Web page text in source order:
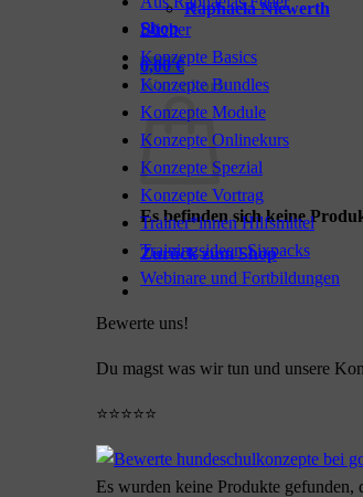
Raphaela Niewerth
Shop
0,00€
Warenkorb
Es befinden sich keine
Zurück zum Shop
Bücher
Konzepte Basics
Konzepte Bundles
Konzepte Module
Konzepte Onlinekurs
Konzepte Spezial
Konzepte Vortrag
Trainer*innen Hilfsmittel
Trainingsideen Sixpacks
Webinare und Fortbildungen
Bewerte uns!
Du magst was wir tun und unsere
⭐⭐⭐⭐⭐
Es wurden keine Produkte gefunden,